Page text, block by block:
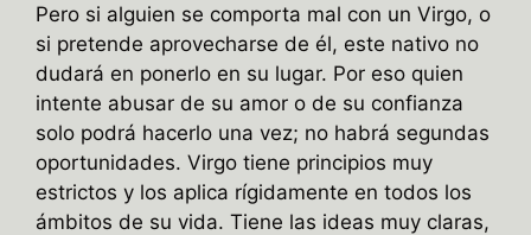
Pero si alguien se comporta mal con un Virgo, o
si pretende aprovecharse de él, este nativo no
dudará en ponerlo en su lugar. Por eso quien
intente abusar de su amor o de su confianza
solo podrá hacerlo una vez; no habrá segundas
oportunidades. Virgo tiene principios muy
estrictos y los aplica rígidamente en todos los
ámbitos de su vida. Tiene las ideas muy claras,